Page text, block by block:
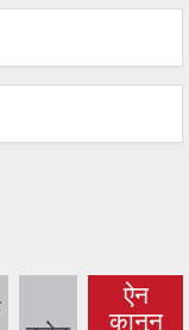
ऐन
कानुन